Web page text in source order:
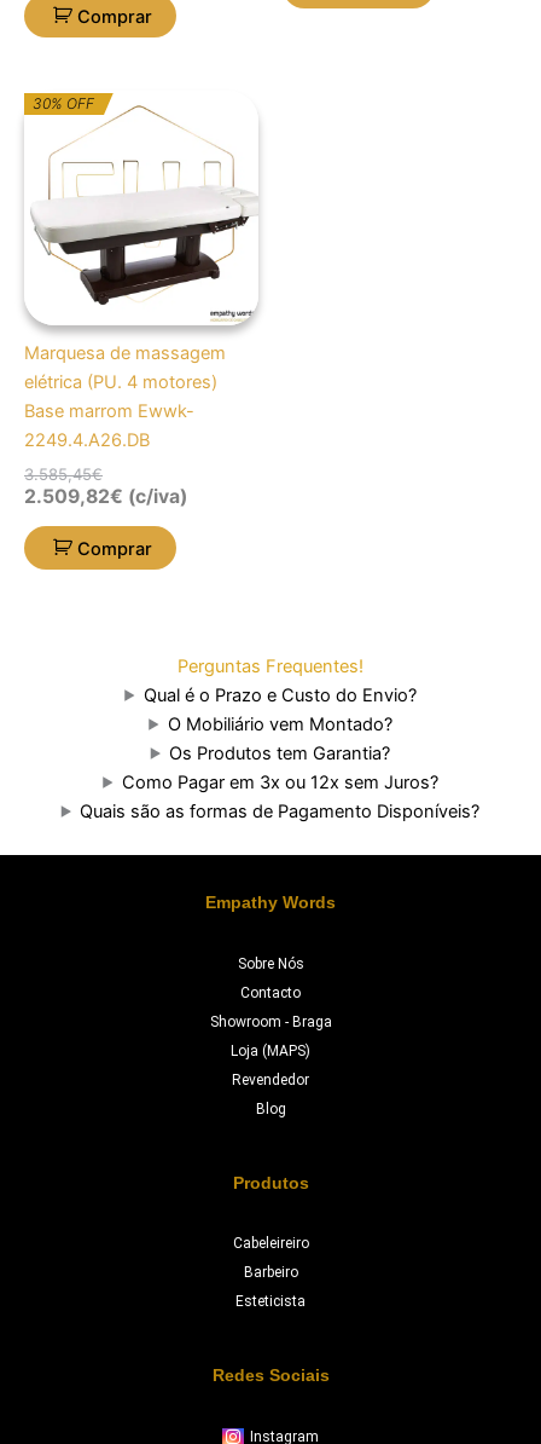
Comprar
30% OFF
Marquesa de massagem
elétrica (PU. 4 motores)
Base marrom Ewwk-
2249.4.A26.DB
3.585,45€
O
preço
era:
3.585,45€.
O
preço
é:
2.509,82€.
2.509,82€ (c/iva)
Comprar
Perguntas Frequentes!
Qual é o Prazo e Custo do Envio?
O Mobiliário vem Montado?
Os Produtos tem Garantia?
Como Pagar em 3x ou 12x sem Juros?
Quais são as formas de Pagamento Disponíveis?
Empathy Words
Sobre Nós
Contacto
Showroom - Braga
Loja (MAPS)
Revendedor
Blog
Produtos
Cabeleireiro
Barbeiro
Esteticista
Redes Sociais
Instagram